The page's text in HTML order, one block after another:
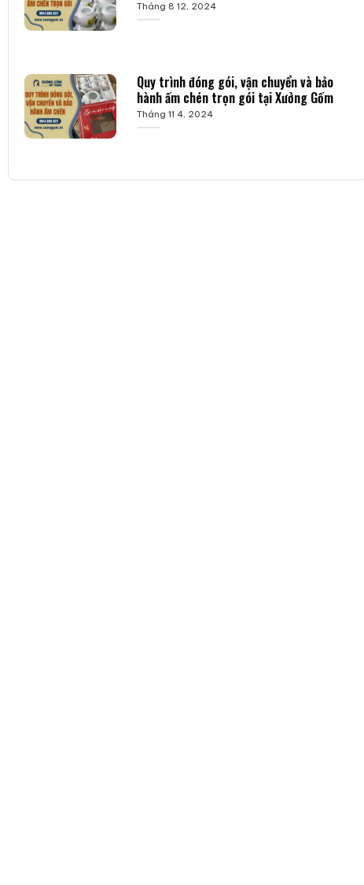
Tháng 8 12, 2024
Quy trình đóng gói, vận chuyển và bảo
hành ấm chén trọn gói tại Xưởng Gốm
Tháng 11 4, 2024